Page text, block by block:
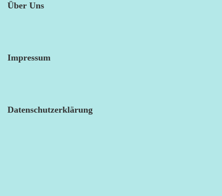
Über Uns
Impressum
Datenschutzerklärung